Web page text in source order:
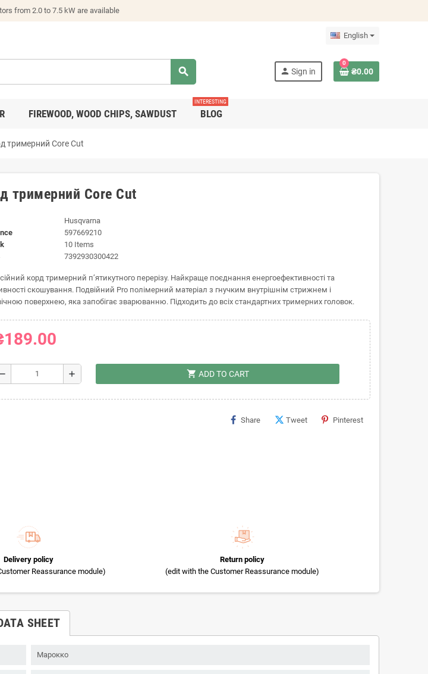
from 2.0 to 7.5 kW are available
English
search person Sign in
0
₴0.00
FIREWOOD, WOOD CHIPS, SAWDUST BLOG
INTERESTING
тримерний Core Cut
тримерний Core Cut
Husqvarna
597669210
10 Items
7392930300422
корд тримерний п’ятикутного перерізу. Найкраще поєднання енергоефективності та
скошування. Подвійний Pro полімерний матеріал з гнучким внутрішнім стрижнем і
поверхнею, яка запобігає зварюванню. Підходить до всіх стандартних тримерних головок.
remove add shopping_cart ADD TO CART
Share Tweet Pinterest
Delivery policy
Reassurance module)
Return policy
(edit with the Customer Reassurance module)
SHEET
Марокко